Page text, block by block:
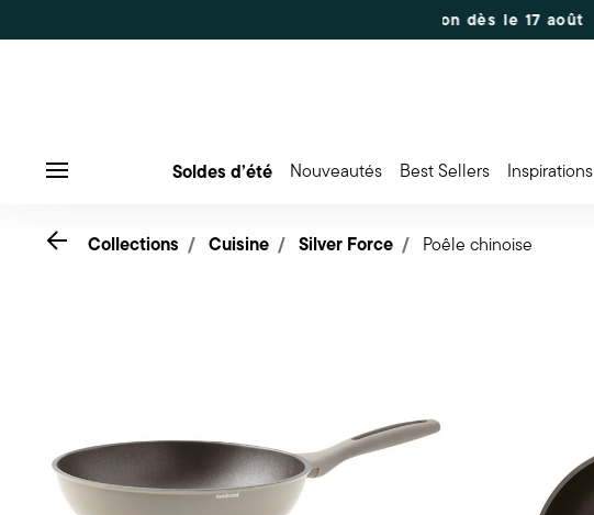
Commandes du 7 au 16 août : expédition dès le 17 août
Soldes d’été Nouveautés Best Sellers Inspirations
Go back
Collections Cuisine Silver Force Poêle chinoise